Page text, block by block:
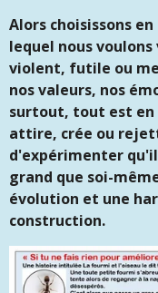
Alors choisissons
lequel nous
violent, futile ou
nos valeurs, nos
surtout, tout est en
attire, crée ou
d'expérimenter qu'il
grand que soi-
évolution et une
construction.